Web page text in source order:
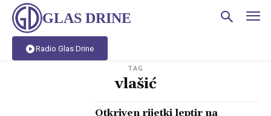
GLAS DRINE
Radio Glas Drine
TAG
vlašić
Otkriven rijetki leptir na